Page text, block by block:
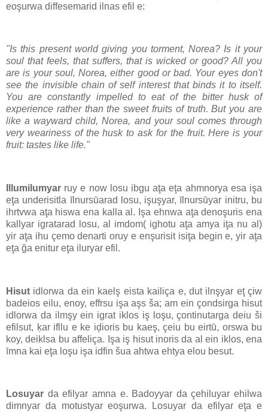
eoşurwa diffesemarid ilnas efil e:
"Is this present world giving you torment, Norea? Is it your
soul that feels, that suffers, that is wicked or good? All you
are is your soul, Norea, either good or bad. Your eyes don't
see the invisible chain of self interest that binds it to itself.
You are constantly impelled to eat of the bitter husk of
experience rather than the sweet fruits of truth. But you are
like a wayward child, Norea, and your soul comes through
very weariness of the husk to ask for the fruit. Here is your
fruit: tastes like life."
Illumilumyar ruy e now losu ibgu aţa eţa ahmnorya esa işa
eţa underisitla īlnursūarad losu, işuşyar, īlnursūyar initru, bu
ihrtvwa aţa hiswa ena kalla al. Işa ehnwa aţa denoşuris ena
kallyar igratarad losu, al imdom( ighotu aţa amya iţa nu al)
yir aţa ihu çemo denarti oruy e enşurisit isiţa begin e, yir aţa
eţa ğa enitur eţa iluryar efil.
Hisut idlorwa da ein kaelş eista kailiça e, dut ilnşyar eţ çiw
badeios eilu, enoy, effrsu işa aşs ša; am ein çondsirga hisut
idlorwa da ilmşy ein igrat iklos iş loşu, çontinutarga deiu ši
efilsut, ķar ifllu e ke iḑioris bu kaeş, çeiu bu eirtū, orswa bu
koy, deiklsa bu affeliça. Işa iş hisut inoris da al ein iklos, ena
īmna kai eţa loşu işa idfin šua ahtwa ehtya elou besut.
Losuyar da efilyar amna e. Badoyyar da çehiluyar ehilwa
dimnyar da motustyar eoşurwa. Losuyar da efilyar eţa e